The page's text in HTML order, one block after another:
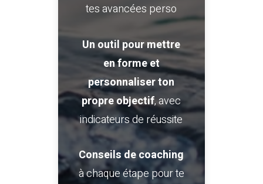
tes avancées perso
Un outil pour mettre
en forme et
personnaliser ton
propre objectif, avec
indicateurs de réussite
Conseils de coaching
à chaque étape pour te